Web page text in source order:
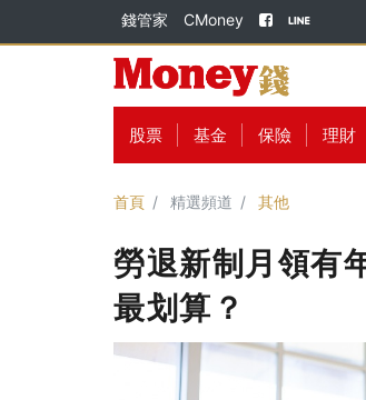
錢管家 CMoney
股票 基金 保險 理財
首頁 精選頻道 其他
勞退新制月領有
最划算？